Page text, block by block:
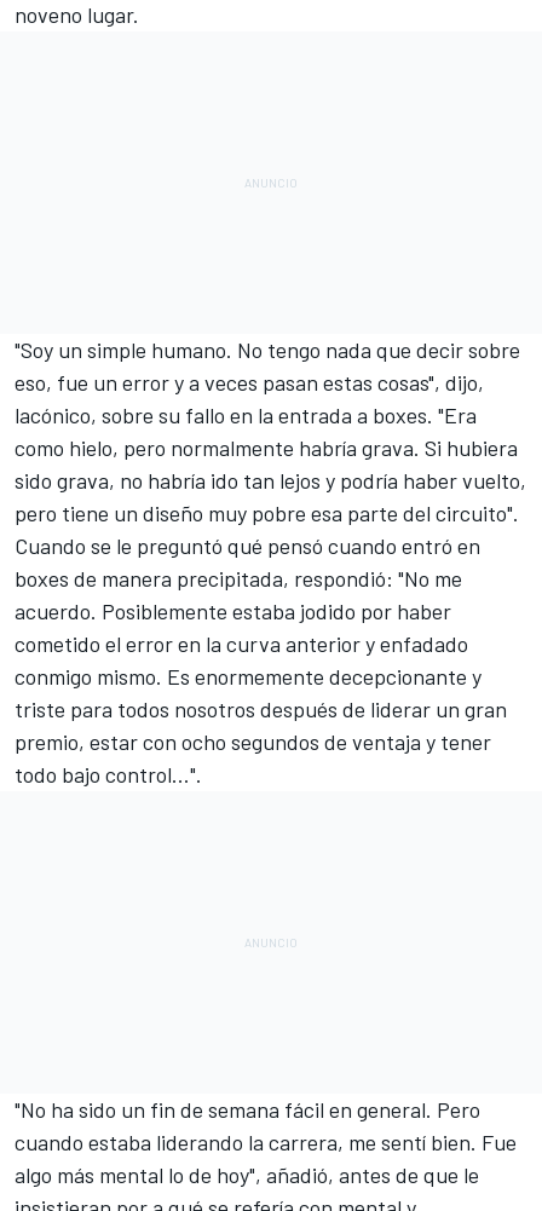
noveno lugar.
"Soy un simple humano. No tengo nada que decir sobre
eso, fue un error y a veces pasan estas cosas", dijo,
lacónico, sobre su fallo en la entrada a boxes. "Era
como hielo, pero normalmente habría grava. Si hubiera
sido grava, no habría ido tan lejos y podría haber vuelto,
pero tiene un diseño muy pobre esa parte del circuito".
Cuando se le preguntó qué pensó cuando entró en
boxes de manera precipitada, respondió: "No me
acuerdo. Posiblemente estaba jodido por haber
cometido el error en la curva anterior y enfadado
conmigo mismo. Es enormemente decepcionante y
triste para todos nosotros después de liderar un gran
premio, estar con ocho segundos de ventaja y tener
todo bajo control...".
"No ha sido un fin de semana fácil en general. Pero
cuando estaba liderando la carrera, me sentí bien. Fue
algo más mental lo de hoy", añadió, antes de que le